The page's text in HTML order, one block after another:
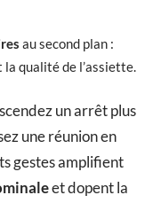
au second plan :
qualité de l’assiette.
un arrêt plus
une réunion en
gestes amplifient
et dopent la